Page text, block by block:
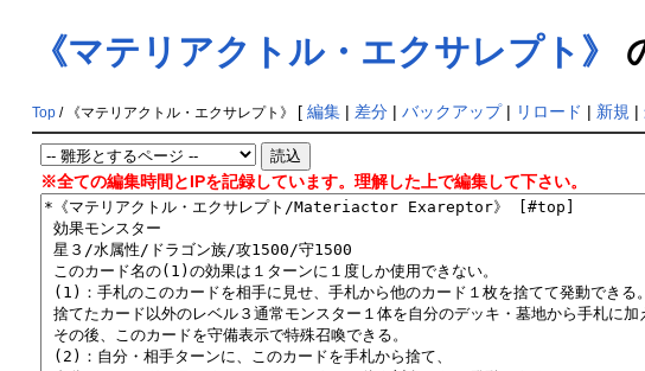
《マテリアクトル・エクサレプト》
Top/ 《マテリアクトル・エクサレプト》 [ 編集| 差分| バックアップ| リロード | 新規 |
※全ての編集時間とIPを記録しています。理解した上で編集して下さい。